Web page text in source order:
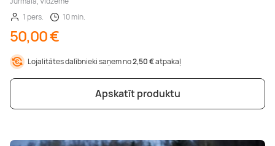
1 pers.
10 min.
50,00 €
Lojalitātes dalībnieki saņem no2,50 €atpakaļ
Apskatīt produktu